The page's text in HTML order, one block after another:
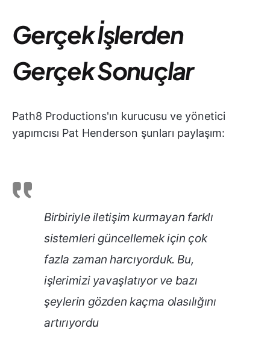
Gerçek İşlerden
Gerçek Sonuçlar
Path8 Productions'ın kurucusu ve yönetici
yapımcısı Pat Henderson şunları paylaşım:
Birbiriyle iletişim kurmayan farklı
sistemleri güncellemek için çok
fazla zaman harcıyorduk. Bu,
işlerimizi yavaşlatıyor ve bazı
şeylerin gözden kaçma olasılığını
artırıyordu